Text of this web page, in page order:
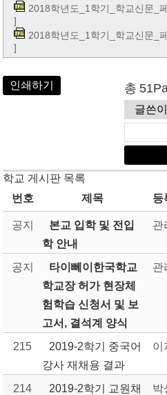
2018학년도_1학기_학교신문_
]
2018학년도_1학기_학교신문_
]
인쇄하기 총
학교 게시판 목록
번호
제목 등
공지
본교 입학 및 전입
학 안내
관
공지
타이뻬이한국학교
학교장 허가 현장체
험학습 신청서 및 보
고서, 결석계 양식
관
215
2019-2학기 중국어
강사 재채용 결과
이
214
2019-2학기 교원채
박